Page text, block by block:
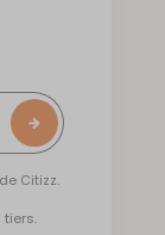
Citizz.